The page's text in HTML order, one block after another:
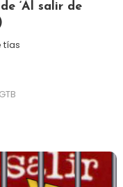
‘Al salir de
tías